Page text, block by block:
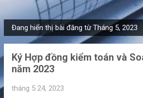
B
à
Đang hiển thị bài đăng từ Tháng 5, 2023
Ký Hợp đồng kiểm toán và
năm 2023
tháng 5 24, 2023